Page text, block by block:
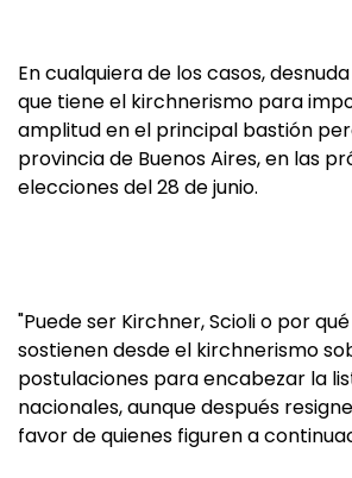
En cualquiera de los casos,
que tiene el kirchnerismo para
amplitud en el principal bastión
provincia de Buenos Aires, en las
elecciones del 28 de junio.
"Puede ser Kirchner, Scioli o por
sostienen desde el kirchnerismo
postulaciones para encabezar la
nacionales, aunque después
favor de quienes figuren a